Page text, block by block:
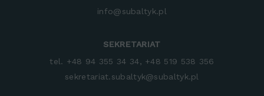
info@subaltyk.pl
SEKRETARIAT
tel. +48 94 355 34 34, +48 519 538 356
sekretariat.subaltyk@subaltyk.pl